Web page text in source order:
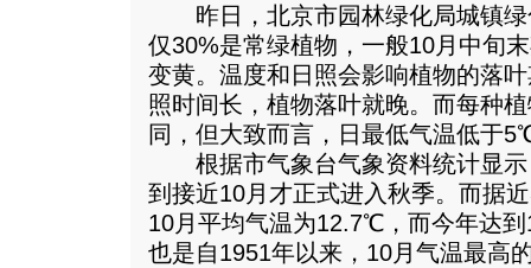
昨日，北京市园林绿化局城镇绿
仅30%是常绿植物，一般10月中旬
变黄。温度和日照会影响植物的落
照时间长，植物落叶就晚。而每种
同，但大致而言，日最低气温低于
根据市气象台气象资料统计显示
到接近10月才正式进入秋季。而据
10月平均气温为12.7℃，而今年达
也是自1951年以来，10月气温最高